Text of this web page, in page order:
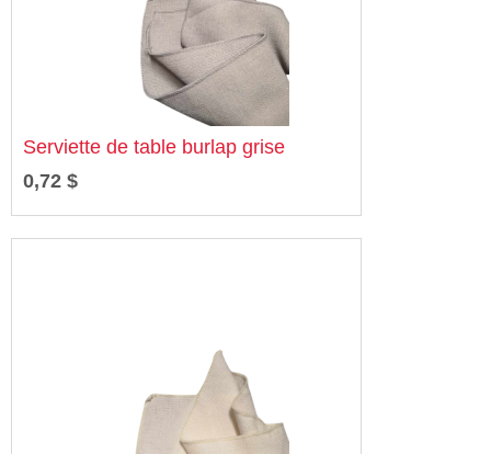
Serviette de table burlap grise
0,72 $